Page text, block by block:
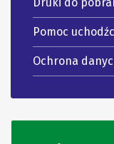
Pomoc
Ochrona